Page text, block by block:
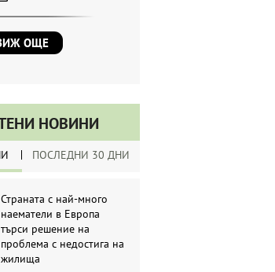
ОЩЕ
НОВИНИ
ПОСЛЕДНИ 30 ДНИ
Страната с най-много
наематели в Европа
търси решение на
проблема с недостига на
жилища